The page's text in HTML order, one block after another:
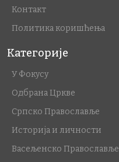
Контакт
Политика коришћења
Категорије
У Фокусу
Одбрана Цркве
Српско Православље
Историја и личности
Васељенско Православље